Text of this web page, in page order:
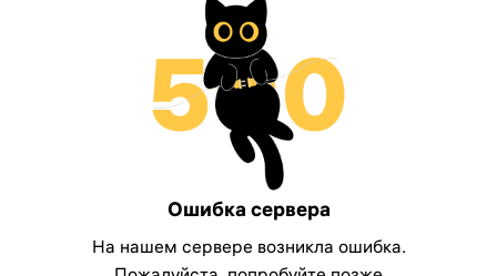
Ошибка сервера
На нашем сервере возникла ошибка.